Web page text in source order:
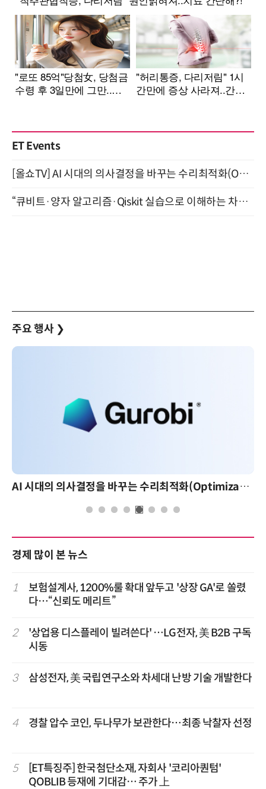
ET Events
[올쇼TV] AI 시대의 의사결정을 바꾸는 수리최적화(Optimization) 소개 (8/20 생방송)
“큐비트·양자 알고리즘·Qiskit 실습으로 이해하는 차세대 컴퓨팅” (8/28)
주요 행사 ❯
AI 시대의 의사결정을 바꾸는 수리최적화(Optimization): 실제 산업 적용 사례와 활용 전략
경제 많이 본 뉴스
1
보험설계사, 1200%룰 확대 앞두고 '상장 GA'로 쏠렸
다…“신뢰도 메리트”
2
'상업용 디스플레이 빌려쓴다' …LG전자, 美 B2B 구독
시동
3 삼성전자, 美 국립연구소와 차세대 난방 기술 개발한다
4 경찰 압수 코인, 두나무가 보관한다…최종 낙찰자 선정
5
[ET특징주] 한국첨단소재, 자회사 '코리아퀀텀'
QOBLIB 등재에 기대감… 주가 上